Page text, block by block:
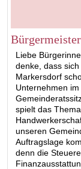
Liebe
denke, dass
Markersdorf
Unternehmen
spielt das
unseren
Auftragslage
denn die